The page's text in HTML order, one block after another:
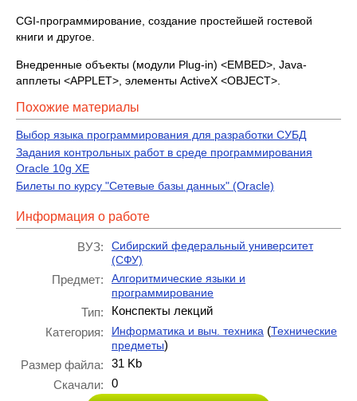
CGI-программирование, создание простейшей гостевой
книги и другое.
Внедренные объекты (модули Plug-in) <EMBED>, Java-
апплеты <APPLET>, элементы ActiveX <OBJECT>.
Похожие материалы
Выбор языка программирования для разработки СУБД
Задания контрольных работ в среде программирования
Oracle 10g XE
Билеты по курсу "Сетевые базы данных" (Oracle)
Информация о работе
ВУЗ:
Сибирский федеральный университет
(СФУ)
Предмет:
Алгоритмические языки и
программирование
Тип:
Конспекты лекций
Категория:
Информатика и выч. техника (Технические
предметы)
Размер файла:
31 Kb
Скачали:
0